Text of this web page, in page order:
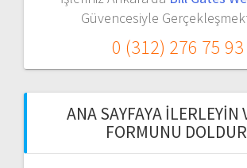
Güvencesiyle
0 (312) 276 75 93
ANA SAYFAYA İLERLEYIN
FORMUNU